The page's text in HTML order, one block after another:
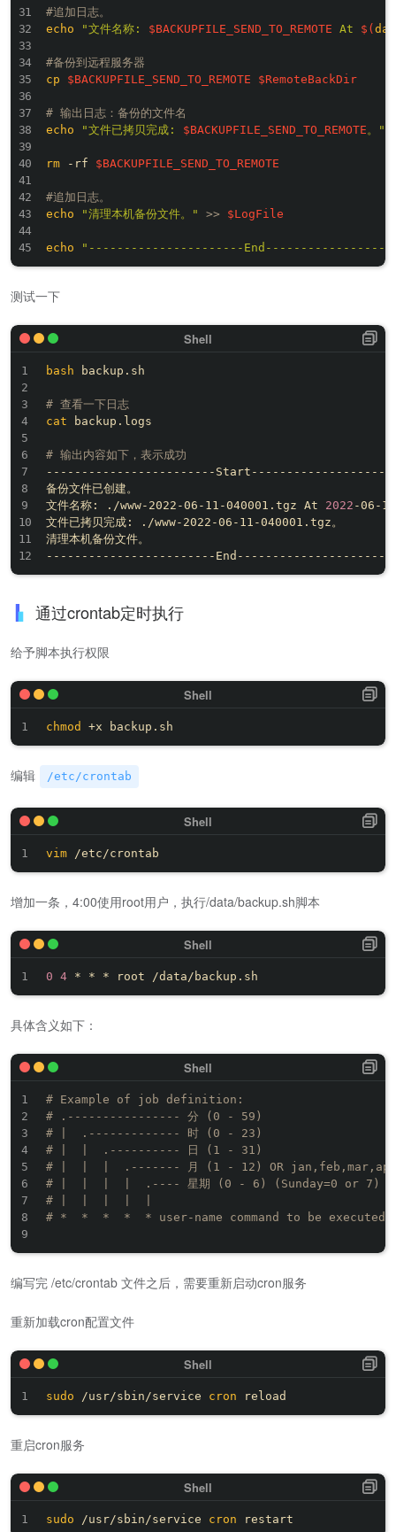
#追加日志。
echo
"文件名称: $BACKUPFILE_SEND_TO_REMOTE At $(
#备份到远程服务器
cp
$BACKUPFILE_SEND_TO_REMOTE $RemoteBackDir
# 输出日志：备份的文件名
echo
"文件已拷贝完成: $BACKUPFILE_SEND_TO_REMOTE。"
rm -rf $BACKUPFILE_SEND_TO_REMOTE
#追加日志。
echo
"清理本机备份文件。" >> $LogFile
echo "----------------------
测试一下
bash backup.sh
# 查看一下日志
cat backup.logs
# 输出内容如下，表示成功
------------------------
备份文件已创建。
文件名称: ./www-2022-06-11-040001.tgz At 2022 -06-
文件已拷贝完成: ./www-2022-06-11-040001.tgz。
清理本机备份文件。
通过crontab定时执行
给予脚本执行权限
chmod
编辑 /etc/crontab
vim
增加一条，4:00使用root用户，执行/data/backup.sh脚本
0 4
具体含义如下：
# Example of job definition:
# .---------------- 分 (0 - 59)
# |  .------------- 时 (0 - 23)
# |  |  .---------- 日 (1 - 31)
# |  |  |  .------- 月 (1 - 12) OR
# |  |  |  |  .---- 星期 (0 - 6) (Sunday=0 or 7)
# |  |  |  |  |
# *  *  *  *  * user-name command to be executed
编写完 /etc/crontab 文件之后，需要重新启动cron服务
重新加载cron配置文件
sudo /usr/sbin/service cron
重启cron服务
sudo /usr/sbin/service cron